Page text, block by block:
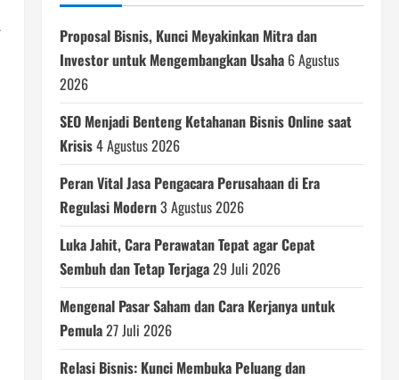
Proposal Bisnis, Kunci Meyakinkan Mitra dan
Investor untuk Mengembangkan Usaha 6 Agustus
2026
SEO Menjadi Benteng Ketahanan Bisnis Online saat
Krisis4 Agustus 2026
Peran Vital Jasa Pengacara Perusahaan di Era
Regulasi Modern3 Agustus 2026
Luka Jahit, Cara Perawatan Tepat agar Cepat
Sembuh dan Tetap Terjaga29 Juli 2026
Mengenal Pasar Saham dan Cara Kerjanya untuk
Pemula27 Juli 2026
Relasi Bisnis: Kunci Membuka Peluang dan